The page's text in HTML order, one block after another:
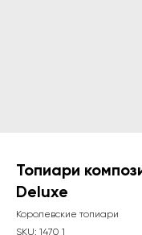
Топиари
Deluxe
Королевские топиари
SKU: 1470_1